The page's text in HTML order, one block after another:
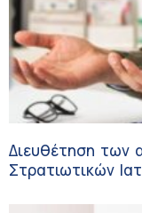
Διευθέτηση των
Στρατιωτικών